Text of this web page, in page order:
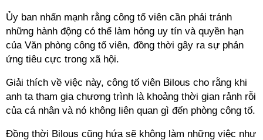
Ủy ban nhấn mạnh rằng công tố viên cần phải tránh
những hành động có thể làm hỏng uy tín và quyền hạn
của Văn phòng công tố viên, đồng thời gây ra sự phản
ứng tiêu cực trong xã hội.
Giải thích về việc này, công tố viên Bilous cho rằng khi
anh ta tham gia chương trình là khoảng thời gian rảnh rỗi
của cá nhân và nó không liên quan gì đến phòng công tố.
Đồng thời Bilous cũng hứa sẽ không làm những việc như